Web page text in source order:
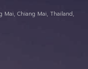
Mai, Chiang Mai, Thailand,